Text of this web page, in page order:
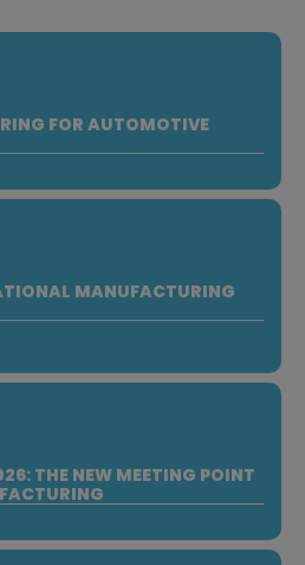
FOR AUTOMOTIVE
MANUFACTURING
THE NEW MEETING POINT